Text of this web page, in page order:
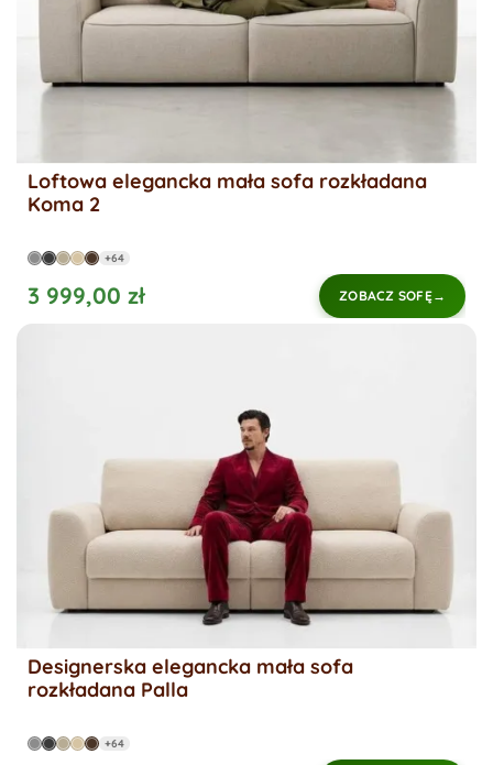
Loftowa elegancka mała sofa rozkładana
Koma 2
+64
3 999,00 zł ZOBACZ SOFĘ
Designerska elegancka mała sofa
rozkładana Palla
+64